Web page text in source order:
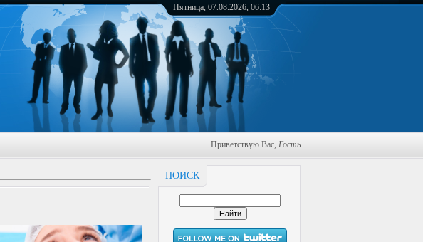
Пятница, 07.08.2026, 06:13
Приветствую Вас, Гость
ПОИСК